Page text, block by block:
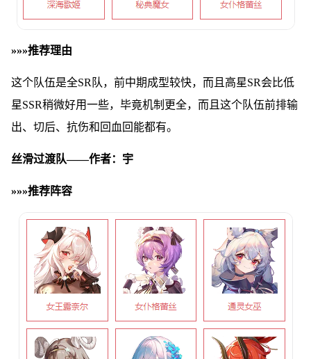
»»»推荐理由
这个队伍是全SR队，前中期成型较快，而且高星SR会比低
星SSR稍微好用一些，毕竟机制更全，而且这个队伍前排输
出、切后、抗伤和回血回能都有。
丝滑过渡队——作者：宇
»»»推荐阵容